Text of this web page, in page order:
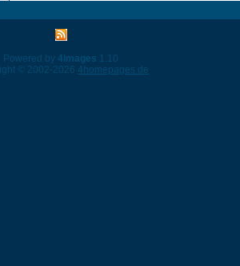
Powered by 4images 1.10
© 2002-2026 4homepages.de